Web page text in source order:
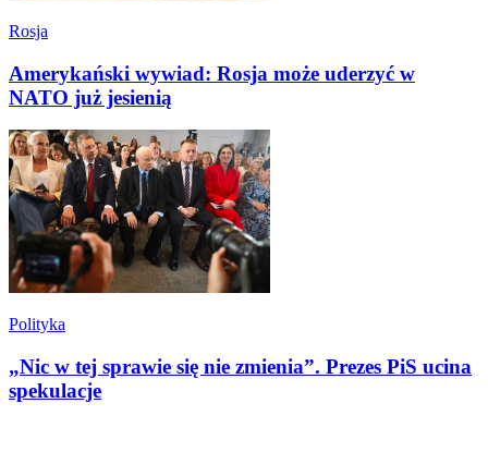
Rosja
Amerykański wywiad: Rosja może uderzyć w
NATO już jesienią
Polityka
„Nic w tej sprawie się nie zmienia”. Prezes PiS ucina
spekulacje